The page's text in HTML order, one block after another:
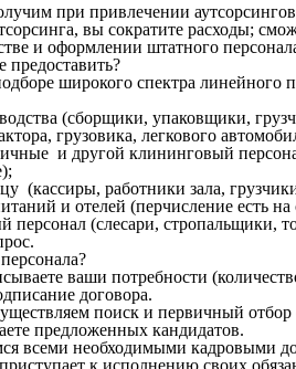
при привлечении
вы сократите расходы;
и оформлении штатного
предоставить?
широкого спектра
(сборщики, упаковщики,
грузовика, легкового
и другой клининговый
(кассиры, работники зала,
и отелей (перчисление есть на
(слесари, стропальщики,
ваши потребности
договора.
поиск и первичный
предложенных кандидатов.
всеми необходимыми кадровыми
к исполнению своих